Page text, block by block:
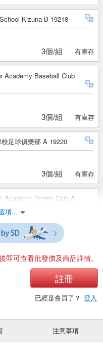
Kizuna B 19218
3個/組 有庫存
Academy Baseball Club
3個/組 有庫存
足球俱樂部 A 19220
3個/組 有庫存
Academy Tennis Club A
3個/組
School Ballet Ball Club A
3個/組
Academy Basketball
項...
即可查看批發價及商品詳情。
註冊
已經是會員了？ 登入
注意事項